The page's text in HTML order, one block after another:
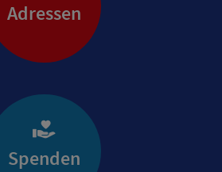
Adressen
Spenden